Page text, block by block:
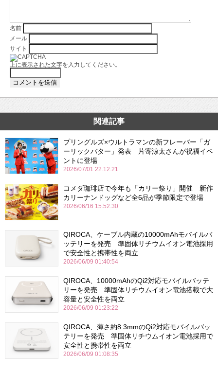
名前
メール
サイト
上に表示された文字を入力してください。
関連記事
プリングルズ×ウルトラマンの新フレーバー「ガ
ーリックバター」発表 片寄涼太さんが祝福イベ
ントに登場
2026/07/01 22:12:21
コメダ珈琲店で今年も「カリー祭り」開催 新作
カリーナンドッグなど全6品が季節限定で登場
2026/06/16 15:52:30
QIROCA、ケーブル内蔵の10000mAhモバイルバ
ッテリーを発売 準固体リチウムイオン電池採用
で安全性と携帯性を両立
2026/06/09 01:40:54
QIROCA、10000mAhのQi2対応モバイルバッテ
リーを発売 準固体リチウムイオン電池搭載で大
容量と安全性を両立
2026/06/09 01:23:22
QIROCA、薄さ約8.3mmのQi2対応モバイルバッ
テリーを発売 準固体リチウムイオン電池採用で
安全性と携帯性を両立
2026/06/09 01:08:35